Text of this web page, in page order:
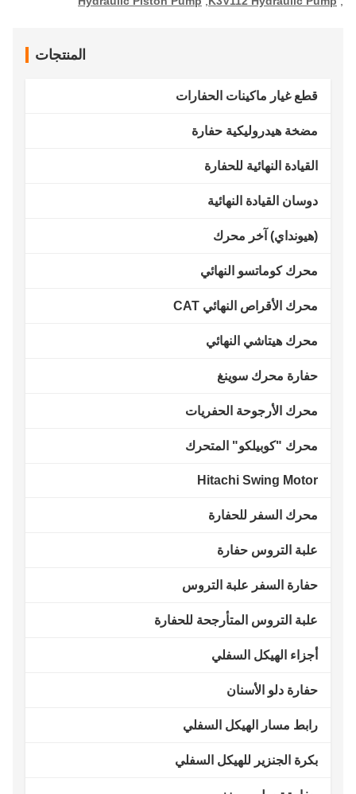
المنتجات
قطع غيار ماكينات الحفارات
مضخة هيدروليكية حفارة
القيادة النهائية للحفارة
دوسان القيادة النهائية
(هيونداي) آخر محرك
محرك كوماتسو النهائي
محرك الأقراص النهائي CAT
محرك هيتاشي النهائي
حفارة محرك سوينغ
محرك الأرجوحة الحفريات
محرك "كوبيلكو" المتحرك
Hitachi Swing Motor
محرك السفر للحفارة
علبة التروس حفارة
حفارة السفر علبة التروس
علبة التروس المتأرجحة للحفارة
أجزاء الهيكل السفلي
حفارة دلو الأسنان
رابط مسار الهيكل السفلي
بكرة الجنزير للهيكل السفلي